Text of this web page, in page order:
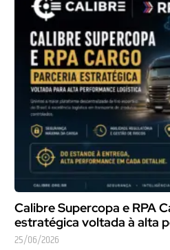
Calibre Supercopa e RPA
estratégica voltada à alta
25/06/2026